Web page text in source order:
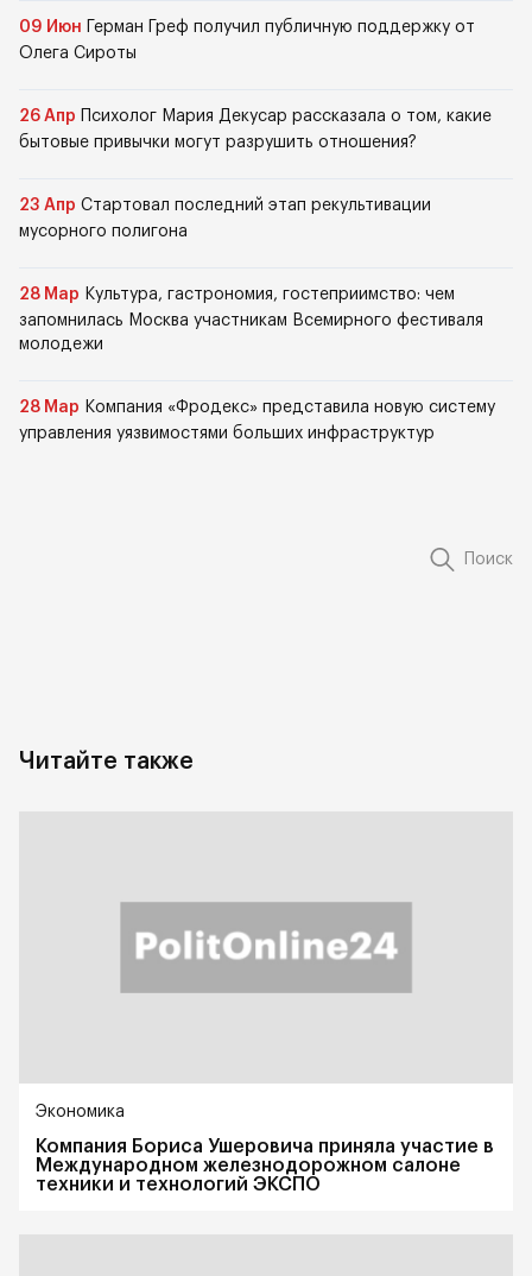
09 Июн
Герман Греф получил публичную поддержку от
Олега Сироты
26 Апр
Психолог Мария Декусар рассказала о том, какие
бытовые привычки могут разрушить отношения?
23 Апр Стартовал последний этап рекультивации
мусорного полигона
28 Мар Культура, гастрономия, гостеприимство: чем
запомнилась Москва участникам Всемирного фестиваля
молодежи
28 Мар Компания «Фродекс» представила новую систему
управления уязвимостями больших инфраструктур
Поиск
Читайте также
Экономика
Компания Бориса Ушеровича приняла участие в
Международном железнодорожном салоне
техники и технологий ЭКСПО